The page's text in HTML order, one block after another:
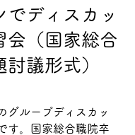
でディスカッ
会（国家総合
議形式）
グループディスカッ
す。国家総合職院卒